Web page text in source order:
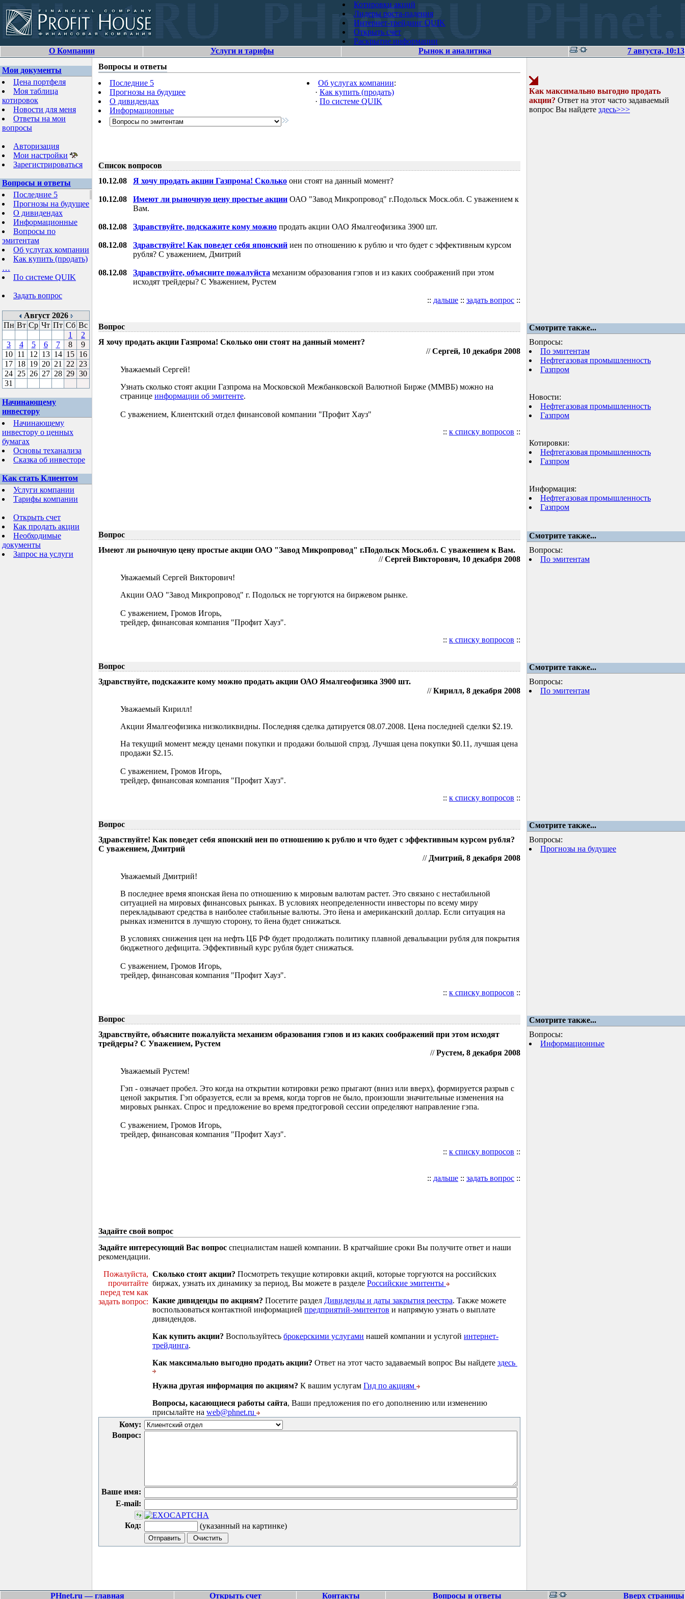
Котировки акций
Лидеры роста-падения
Интернет-трейдинг QUIK
Открыть счет
Раскрытие информации
О Компании
Услуги и тарифы Рынок и аналитика 7 августа, 10:13
Мои документы
Цена портфеля
Моя таблица
котировок
Новости для меня
Ответы на мои
вопросы
Авторизация
Мои настройки
Зарегистрироваться
Вопросы и ответы
Последние 5
Прогнозы на будущее
О дивидендах
Информационные
Вопросы по
эмитентам
Об услугах компании
Как купить (продать)
…
По системе QUIK
Задать вопрос
Август 2026
Пн Вт Ср Чт Пт Сб Вс
1
2
3
4 5 6 7 8
9
10 11 12 13 14 15 16
17 18 19 20 21 22
23
24 25 26 27 28 29 30
31
Начинающему
инвестору
Начинающему
инвестору о ценных
бумагах
Основы теханализа
Сказка об инвесторе
Как стать Клиентом
Услуги компании
Тарифы компании
Открыть счет
Как продать акции
Необходимые
документы
Запрос на услуги
Вопросы и ответы
Последние 5
Прогнозы на будущее
О дивидендах
Информационные
Об услугах компании:
· Как купить (продать)
· По системе QUIK
Список вопросов
10.12.08 Я хочу продать акции Газпрома! Сколько они стоят на данный момент?
10.12.08 Имеют ли рыночную цену простые акции ОАО "Завод Микропровод" г.Подольск Моск.обл. С уважением к
Вам.
08.12.08 Здравствуйте, подскажите кому можно продать акции ОАО Ямалгеофизика 3900 шт.
08.12.08 Здравствуйте! Как поведет себя японский иен по отношению к рублю и что будет с эффективным курсом
рубля? С уважением, Дмитрий
08.12.08 Здравствуйте, объясните пожалуйста механизм образования гэпов и из каких соображений при этом
исходят трейдеры? С Уважением, Рустем
:: дальше :: задать вопрос ::
Как максимально выгодно продать
акции? Ответ на этот часто задаваемый
вопрос Вы найдете здесь>>>
Вопрос
Смотрите также...
Я хочу продать акции Газпрома! Сколько они стоят на данный момент?
//Сергей, 10 декабря 2008
Уважаемый Сергей!
Узнать сколько стоят акции Газпрома на Московской Межбанковской Валютной Бирже (ММВБ) можно на
странице информации об эмитенте.
С уважением, Клиентский отдел финансовой компании "Профит Хауз"
:: к списку вопросов ::
Вопросы:
По эмитентам
Нефтегазовая промышленность
Газпром
Новости:
Нефтегазовая промышленность
Газпром
Котировки:
Нефтегазовая промышленность
Газпром
Информация:
Нефтегазовая промышленность
Газпром
Вопрос
Смотрите также...
Имеют ли рыночную цену простые акции ОАО "Завод Микропровод" г.Подольск Моск.обл. С уважением к Вам.
//Сергей Викторович, 10 декабря 2008
Уважаемый Сергей Викторович!
Акции ОАО "Завод Микропровод" г. Подольск не торгуются на биржевом рынке.
С уважением, Громов Игорь,
трейдер, финансовая компания "Профит Хауз".
:: к списку вопросов ::
Вопросы:
По эмитентам
Вопрос
Смотрите также...
Здравствуйте, подскажите кому можно продать акции ОАО Ямалгеофизика 3900 шт.
//Кирилл, 8 декабря 2008
Уважаемый Кирилл!
Акции Ямалгеофизика низколиквидны. Последняя сделка датируется 08.07.2008. Цена последней сделки $2.19.
На текущий момент между ценами покупки и продажи большой спрэд. Лучшая цена покупки $0.11, лучшая цена
продажи $2.15.
С уважением, Громов Игорь,
трейдер, финансовая компания "Профит Хауз".
:: к списку вопросов ::
Вопросы:
По эмитентам
Вопрос
Смотрите также...
Здравствуйте! Как поведет себя японский иен по отношению к рублю и что будет с эффективным курсом рубля?
С уважением, Дмитрий
// Дмитрий, 8 декабря 2008
Уважаемый Дмитрий!
В последнее время японская йена по отношению к мировым валютам растет. Это связано с нестабильной
ситуацией на мировых финансовых рынках. В условиях неопределенности инвесторы по всему миру
перекладывают средства в наиболее стабильные валюты. Это йена и американский доллар. Если ситуация на
рынках изменится в лучшую сторону, то йена будет снижаться.
В условиях снижения цен на нефть ЦБ РФ будет продолжать политику плавной девальвации рубля для покрытия
бюджетного дефицита. Эффективный курс рубля будет снижаться.
С уважением, Громов Игорь,
трейдер, финансовая компания "Профит Хауз".
:: к списку вопросов ::
Вопросы:
Прогнозы на будущее
Вопрос
Смотрите также...
Здравствуйте, объясните пожалуйста механизм образования гэпов и из каких соображений при этом исходят
трейдеры? С Уважением, Рустем
//Рустем, 8 декабря 2008
Уважаемый Рустем!
Гэп - означает пробел. Это когда на открытии котировки резко прыгают (вниз или вверх), формируется разрыв с
ценой закрытия. Гэп образуется, если за время, когда торгов не было, произошли значительные изменения на
мировых рынках. Спрос и предложение во время предтогровой сессии определяют направление гэпа.
С уважением, Громов Игорь,
трейдер, финансовая компания "Профит Хауз".
:: к списку вопросов ::
Вопросы:
Информационные
:: дальше :: задать вопрос ::
Задайте свой вопрос
Задайте интересующий Вас вопрос специалистам нашей компании. В кратчайшие сроки Вы получите ответ и наши
рекомендации.
Пожалуйста,
прочитайте
перед тем как
задать вопрос:
Сколько стоят акции? Посмотреть текущие котировки акций, которые торгуются на российских
биржах, узнать их динамику за период, Вы можете в разделе Российские эмитенты
Какие дивиденды по акциям? Посетите раздел Дивиденды и даты закрытия реестра. Также можете
воспользоваться контактной информацией предприятий-эмитентов и напрямую узнать о выплате
дивидендов.
Как купить акции? Воспользуйтесь брокерскими услугами нашей компании и услугой интернет-
трейдинга.
Как максимально выгодно продать акции? Ответ на этот часто задаваемый вопрос Вы найдете здесь
Нужна другая информация по акциям? К вашим услугам Гид по акциям
Вопросы, касающиеся работы сайта, Ваши предложения по его дополнению или изменению
присылайте на web@phnet.ru
Кому:
Вопрос:
Ваше имя:
E-mail:
Код: (указанный на картинке)
PHnet.ru — главная Открыть счет Контакты Вопросы и ответы Вверх страницы